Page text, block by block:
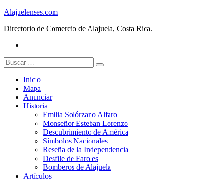
Skip
content
Alajuelenses.com
Directorio de Comercio de Alajuela, Costa Rica.
Buscar:
Inicio
Mapa
Anunciar
Historia
Emilia Solórzano Alfaro
Monseñor Esteban Lorenzo
Descubrimiento de América
Símbolos Nacionales
Reseña de la Independencia
Desfile de Faroles
Bomberos de Alajuela
Artículos